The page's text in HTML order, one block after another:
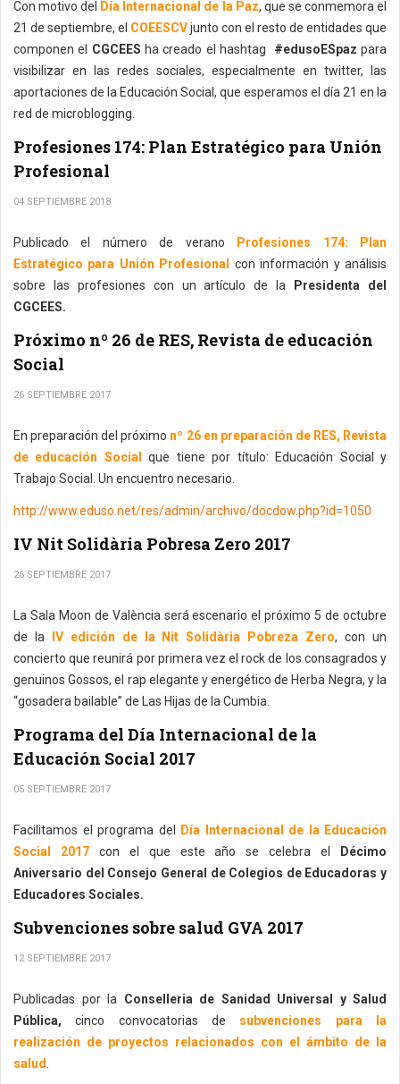
Con motivo del Día Internacional de la Paz, que se conmemora el
21 de septiembre, el COEESCVjunto con el resto de entidades que
componen el CGCEES ha creado el hashtag #edusoESpaz para
visibilizar en las redes sociales, especialmente en twitter, las
aportaciones de la Educación Social, que esperamos el día 21 en la
red de microblogging.
Profesiones 174: Plan Estratégico para Unión
Profesional
04 SEPTIEMBRE 2018
Publicado el número de verano
Profesiones 174: Plan
Estratégico para Unión Profesional
con información y análisis
sobre las profesiones con un artículo de la Presidenta del
CGCEES.
Próximo nº 26 de RES, Revista de educación
Social
26 SEPTIEMBRE 2017
En preparación del próximo nº 26 en preparación de RES, Revista
de educación Socialque tiene por título: Educación Social y
Trabajo Social. Un encuentro necesario.
http://www.eduso.net/res/admin/archivo/docdow.php?id=1050
IV Nit Solidària Pobresa Zero 2017
26 SEPTIEMBRE 2017
La Sala Moon de València será escenario el próximo 5 de octubre
de la IV edición de la Nit Solidària Pobreza Zero, con un
concierto que reunirá por primera vez el rock de los consagrados y
genuinos Gossos, el rap elegante y energético de Herba Negra, y la
“gosadera bailable” de Las Hijas de la Cumbia.
Programa del Día Internacional de la
Educación Social 2017
05 SEPTIEMBRE 2017
Facilitamos el programa del
Día Internacional de la Educación
Social 2017con el que este año se celebra el
Décimo
Aniversario del Consejo General de Colegios de Educadoras y
Educadores Sociales.
Subvenciones sobre salud GVA 2017
12 SEPTIEMBRE 2017
Publicadas por la Conselleria de Sanidad Universal y Salud
Pública, cinco convocatorias de subvenciones para la
realización de proyectos relacionados con el ámbito de la
salud